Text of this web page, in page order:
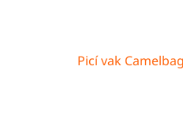
Picí vak